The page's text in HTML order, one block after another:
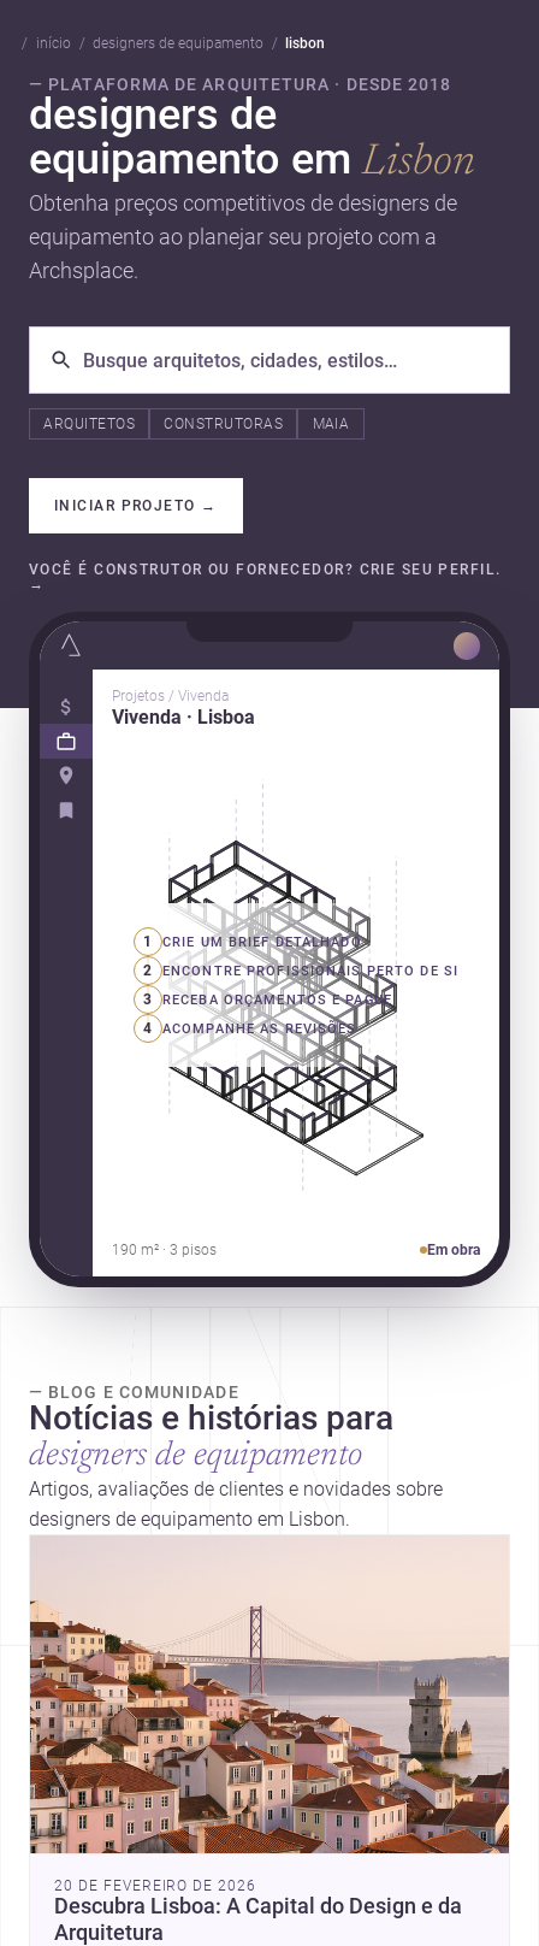
início designers de equipamento lisbon
— PLATAFORMA DE ARQUITETURA · DESDE 2018
designers de
equipamento emLisbon
Obtenha preços competitivos de designers de
equipamento ao planejar seu projeto com a
Archsplace.
ARQUITETOS CONSTRUTORAS MAIA
INICIAR PROJETO →
VOCÊ É CONSTRUTOR OU FORNECEDOR? CRIE SEU PERFIL.
→
Projetos / Vivenda
Vivenda · Lisboa
1 CRIE UM BRIEF DETALHADO
2 ENCONTRE PROFISSIONAIS PERTO DE SI
3 RECEBA ORÇAMENTOS E PAGUE
4 ACOMPANHE AS REVISÕES
190 m² · 3 pisos Em obra
— BLOG E COMUNIDADE
Notícias e histórias para
designers de equipamento
Artigos, avaliações de clientes e novidades sobre
designers de equipamento em Lisbon.
20 DE FEVEREIRO DE 2026
Descubra Lisboa: A Capital do Design e da
Arquitetura